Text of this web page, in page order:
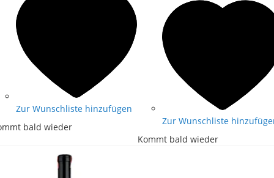
Zur Wunschliste hinzufügen
bald wieder
Zur Wunschliste
Kommt bald wieder